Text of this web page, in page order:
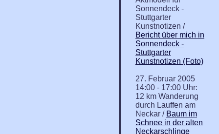
Sonnendeck -
Stuttgarter
Kunstnotizen /
Bericht über mich in
Sonnendeck -
Stuttgarter
Kunstnotizen (Foto)
27. Februar 2005
14:00 - 17:00 Uhr:
12 km Wanderung
durch Lauffen am
Neckar / Baum im
Schnee in der alten
Neckarschlinge